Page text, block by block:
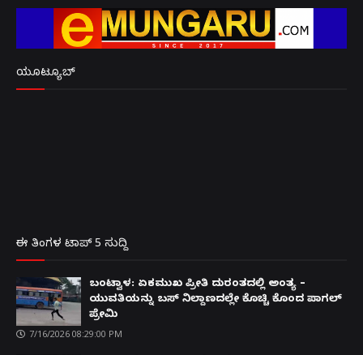
ಯೂಟ್ಯೂಬ್
ಈ ತಿಂಗಳ ಟಾಪ್ 5 ಸುದ್ದಿ
ಬಂಟ್ವಾಳ: ಏಕಮುಖ ಪ್ರೀತಿ ದುರಂತದಲ್ಲಿ ಅಂತ್ಯ –
ಯುವತಿಯನ್ನು ಬಸ್ ನಿಲ್ದಾಣದಲ್ಲೇ ಕೊಚ್ಚಿ ಕೊಂದ ಪಾಗಲ್
ಪ್ರೇಮಿ
7/16/2026 08:29:00 PM